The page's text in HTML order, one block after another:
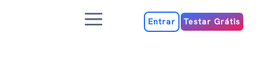
MenuEntrar Testar Grátis